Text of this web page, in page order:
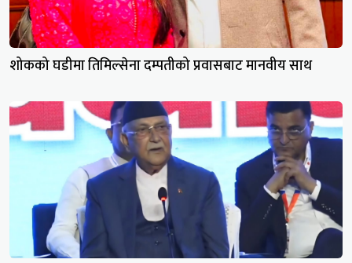
शोकको घडीमा तिमिल्सेना दम्पतीको प्रवासबाट मानवीय साथ